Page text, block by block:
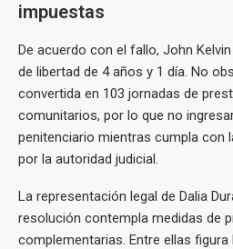
impuestas
De acuerdo con el fallo, John
de libertad de 4 años y 1 día. No
convertida en 103 jornadas de
comunitarios, por lo que no
penitenciario mientras cumpla con
por la autoridad judicial.
La representación legal de Dalia
resolución contempla medidas de
complementarias. Entre ellas figura